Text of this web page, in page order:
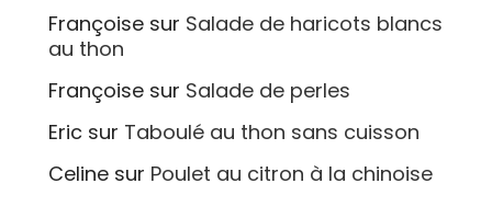
Françoise sur Salade de haricots blancs
au thon
Françoise sur Salade de perles
Eric sur Taboulé au thon sans cuisson
Celine sur Poulet au citron à la chinoise